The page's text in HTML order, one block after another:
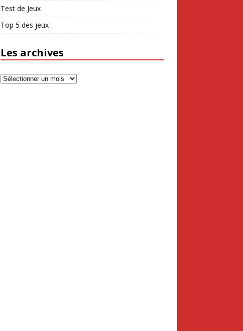
Test de Jeux
Top 5 des jeux
Les archives